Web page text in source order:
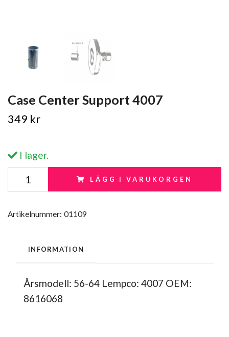
Case Center Support 4007
349 kr
I lager.
LÄGG I VARUKORGEN
Artikelnummer: 01109
INFORMATION
Årsmodell: 56-64 Lempco: 4007 OEM:
8616068